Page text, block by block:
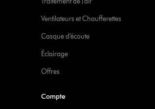
Ventilateurs et Chaufferettes
Casque d’écoute
Éclairage
Offres
Compte